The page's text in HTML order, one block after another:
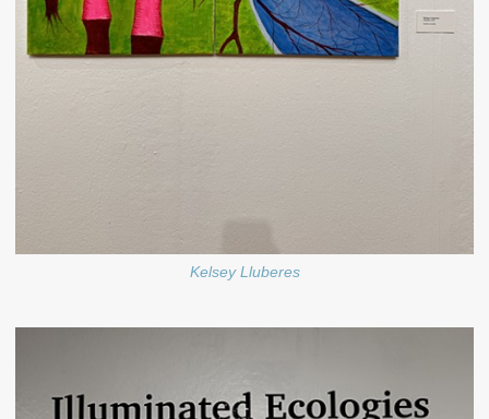
Kelsey Lluberes